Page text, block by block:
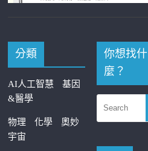
分類
AI人工智慧
基因
&醫學
物理 化學
奧妙
宇宙
你想找什
麼？